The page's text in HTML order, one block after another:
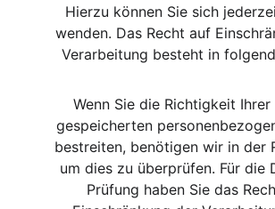
Hierzu können Sie sich
wenden. Das Recht auf
Verarbeitung besteht in
Wenn Sie die Richtigkeit Ihrer
gespeicherten
bestreiten, benötigen wir in der
um dies zu überprüfen. Für die
Prüfung haben Sie das